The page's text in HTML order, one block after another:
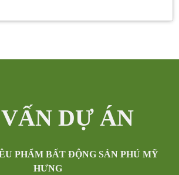
DỰ ÁN
PHẨM BẤT ĐỘNG SẢN PHÚ MỸ
HƯNG